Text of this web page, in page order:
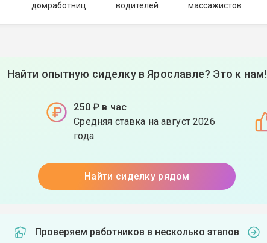
домработниц
водителей
массажистов
Найти опытную сиделку в Ярославле? Это к нам!
250 ₽ в час
Средняя ставка на август 2026
года
Найти сиделку рядом
Проверяем работников в несколько этапов